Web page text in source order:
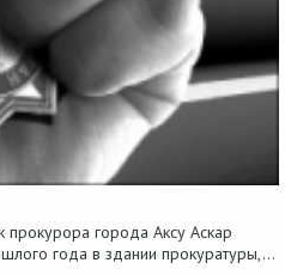
города Аксу Аскар
года в здании прокуратуры,...